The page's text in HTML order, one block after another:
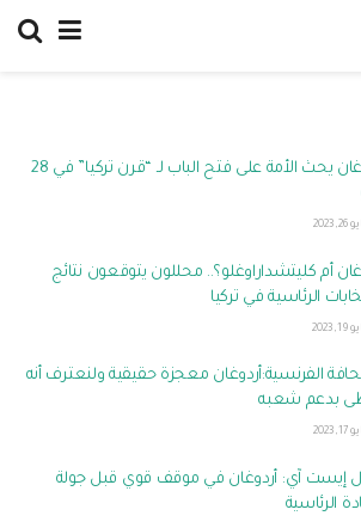
أردوغان يحث الأمة على فتح الباب لـ “قرن تركيا” في 28
2023
أم كليتشداراوغلو؟.. محللون يتوقعون نتائج
الرئاسية في تركيا
2023
الفرنسية:أردوغان معجزة حقيقية ولنعترف أنه
بدعم شعبه
2023
إيست آي: أردوغان في موقف قوي قبل جولة
الرئاسية